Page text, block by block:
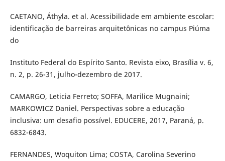
CAETANO, Áthyla. et al. Acessibilidade em ambiente escolar:
identificação de barreiras arquitetônicas no campus Piúma
do
Instituto Federal do Espírito Santo. Revista eixo, Brasília v. 6,
n. 2, p. 26-31, julho-dezembro de 2017.
CAMARGO, Leticia Ferreto; SOFFA, Marilice Mugnaini;
MARKOWICZ Daniel. Perspectivas sobre a educação
inclusiva: um desafio possível. EDUCERE, 2017, Paraná, p.
6832-6843.
FERNANDES, Woquiton Lima; COSTA, Carolina Severino